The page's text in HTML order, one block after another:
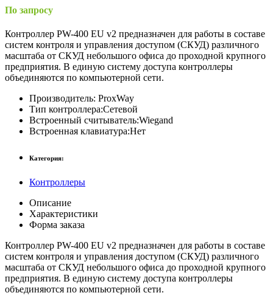
По запросу
Контроллер PW-400 EU v2 предназначен для работы в составе
систем контроля и управления доступом (СКУД) различного
масштаба от СКУД небольшого офиса до проходной крупного
предприятия. В единую систему доступа контроллеры
объединяются по компьютерной сети.
Производитель: ProxWay
Тип контроллера:Сетевой
Встроенный считыватель:Wiegand
Встроенная клавиатура:Нет
Категория:
Контроллеры
Описание
Характеристики
Форма заказа
Контроллер PW-400 EU v2 предназначен для работы в составе
систем контроля и управления доступом (СКУД) различного
масштаба от СКУД небольшого офиса до проходной крупного
предприятия. В единую систему доступа контроллеры
объединяются по компьютерной сети.